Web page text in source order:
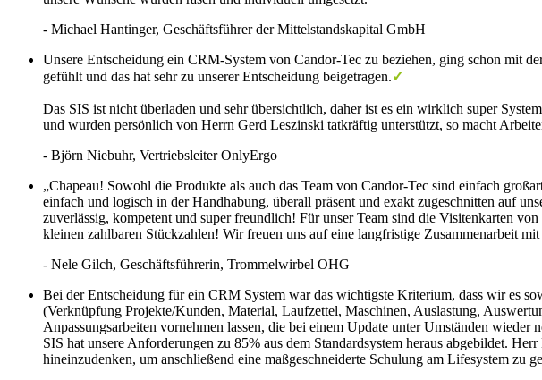
- Michael Hantinger, Geschäftsführer der Mittelstandskapital GmbH
Unsere Entscheidung ein CRM-System von Candor-Tec zu beziehen, ging schon mit
gefühlt und das hat sehr zu unserer Entscheidung beigetragen.✓
Das SIS ist nicht überladen und sehr übersichtlich, daher ist es ein wirklich super
und wurden persönlich von Herrn Gerd Leszinski tatkräftig unterstützt, so macht
- Björn Niebuhr, Vertriebsleiter OnlyErgo
„Chapeau! Sowohl die Produkte als auch das Team von Candor-Tec sind einfach
einfach und logisch in der Handhabung, überall präsent und exakt zugeschnitten auf
zuverlässig, kompetent und super freundlich! Für unser Team sind die Visitenkarten
kleinen zahlbaren Stückzahlen! Wir freuen uns auf eine langfristige Zusammenarbeit
- Nele Gilch, Geschäftsführerin, Trommelwirbel OHG
Bei der Entscheidung für ein CRM System war das wichtigste Kriterium, dass wir es
(Verknüpfung Projekte/Kunden, Material, Laufzettel, Maschinen, Auslastung,
Anpassungsarbeiten vornehmen lassen, die bei einem Update unter Umständen
SIS hat unsere Anforderungen zu 85% aus dem Standardsystem heraus abgebildet.
hineinzudenken, um anschließend eine maßgeschneiderte Schulung am Lifesystem zu